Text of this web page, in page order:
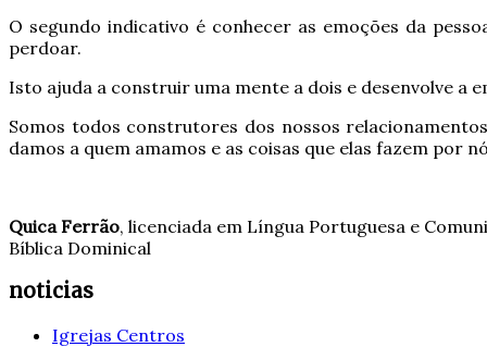
O segundo indicativo é conhecer as emoções da
perdoar.
Isto ajuda a construir uma mente a dois e desenvolve a
Somos todos construtores dos nossos
damos a quem amamos e as coisas que elas fazem por
Quica Ferrão, licenciada em Língua Portuguesa e
Bíblica Dominical
noticias
Igrejas Centros